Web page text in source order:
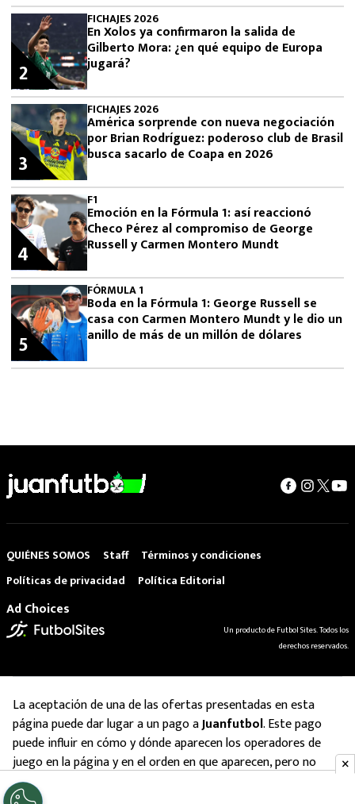
FICHAJES 2026
En Xolos ya confirmaron la salida de
Gilberto Mora: ¿en qué equipo de Europa
jugará?
2
FICHAJES 2026
América sorprende con nueva negociación
por Brian Rodríguez: poderoso club de Brasil
busca sacarlo de Coapa en 2026
3
F1
Emoción en la Fórmula 1: así reaccionó
Checo Pérez al compromiso de George
Russell y Carmen Montero Mundt
4
FÓRMULA 1
Boda en la Fórmula 1: George Russell se
casa con Carmen Montero Mundt y le dio un
anillo de más de un millón de dólares
5
QUIÉNES SOMOS Staff
Términos y condiciones
Políticas de privacidad
Política Editorial
Ad Choices
Un producto de Futbol Sites. Todos los
derechos reservados.
La aceptación de una de las ofertas presentadas en esta
página puede dar lugar a un pago aJuanfutbol. Este pago
puede influir en cómo y dónde aparecen los operadores de
juego en la página y en el orden en que aparecen, pero no
influye en nuestras evaluaciones.